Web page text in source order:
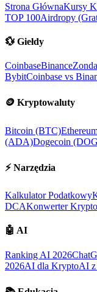
Strona GłównaKursy
TOP 100Airdropy
💱 Giełdy
CoinbaseBinance
BybitCoinbase vs
🪙 Kryptowaluty
Bitcoin (BTC)
(ADA)Dogecoin
⚡ Narzędzia
Kalkulator Podatkowy
DCAKonwerter Krypto
🤖 AI
Ranking AI 2026
2026AI dla KryptoAI z